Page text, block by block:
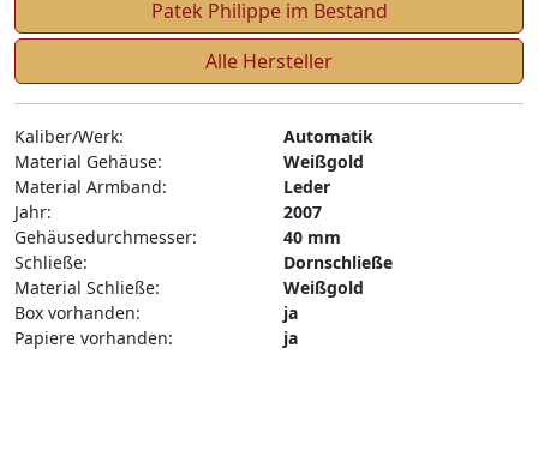
Patek Philippe im Bestand
Alle Hersteller
Kaliber/Werk:
Automatik
Material Gehäuse:
Weißgold
Material Armband:
Leder
Jahr:
2007
Gehäusedurchmesser:
40 mm
Schließe:
Dornschließe
Material Schließe:
Weißgold
Box vorhanden:
ja
Papiere vorhanden:
ja